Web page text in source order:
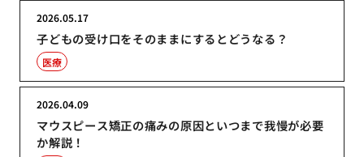
子どもの受け口をそのままにするとどうなる？
2026.05.17
医療
マウスピース矯正の痛みの原因といつまで我慢が必要
か解説！
2026.04.09